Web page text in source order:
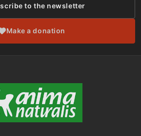
to the newsletter
Make a donation